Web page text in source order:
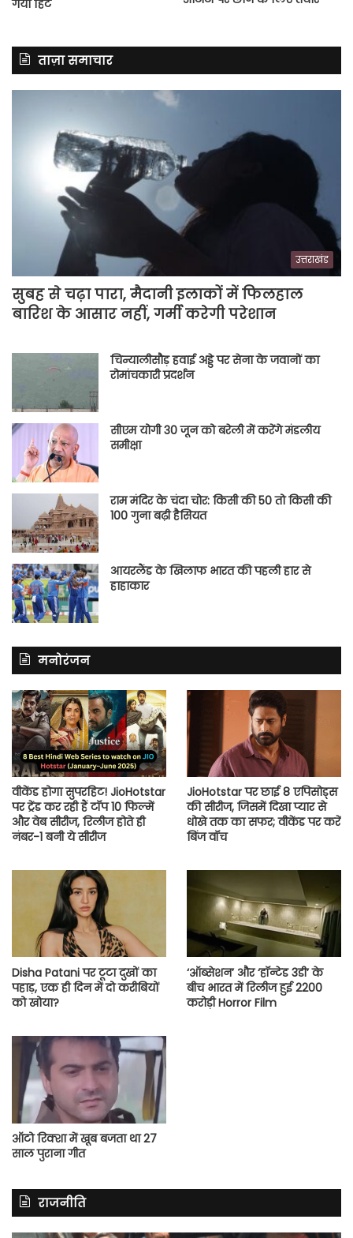
गया हिंट
ताज़ा समाचार
उत्तराखंड
सुबह से चढ़ा पारा, मैदानी इलाकों में फिलहाल
बारिश के आसार नहीं, गर्मी करेगी परेशान
चिन्यालीसौड़ हवाई अड्डे पर सेना के जवानों का
रोमांचकारी प्रदर्शन
सीएम योगी 30 जून को बरेली में करेंगे मंडलीय
समीक्षा
राम मंदिर के चंदा चोर: किसी की 50 तो किसी की
100 गुना बढ़ी हैसियत
आयरलैंड के खिलाफ भारत की पहली हार से
हाहाकार
मनोरंजन
वीकेंड होगा सुपरहिट! JioHotstar
पर ट्रेंड कर रही हैं टॉप 10 फिल्में
और वेब सीरीज, रिलीज होते ही
नंबर-1 बनी ये सीरीज
JioHotstar पर छाई 8 एपिसोड्स
की सीरीज, जिसमें दिखा प्यार से
धोखे तक का सफर; वीकेंड पर करें
बिंज वॉच
Disha Patani पर टूटा दुखों का
पहाड़, एक ही दिन में दो करीबियों
को खोया?
‘ऑब्सेशन’ और ‘हॉन्टेड 3डी’ के
बीच भारत में रिलीज हुई 2200
करोड़ी Horror Film
ऑटो रिक्शा में खूब बजता था 27
साल पुराना गीत
राजनीति